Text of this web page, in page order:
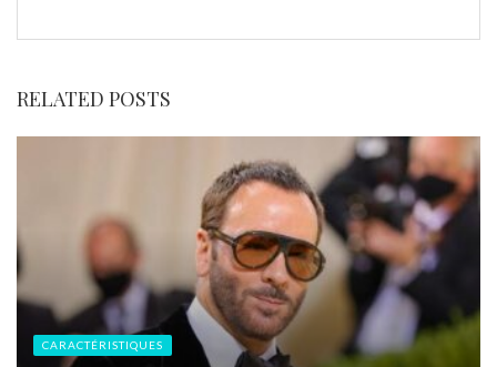
RELATED POSTS
CARACTÉRISTIQUES